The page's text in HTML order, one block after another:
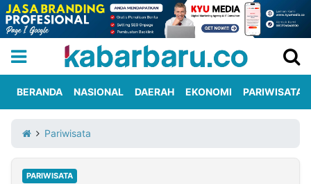
Iklan
Berita
Kami
BERANDA NASIONAL DAERAH EKONOMI PARIWISATA
Pariwisata
PARIWISATA